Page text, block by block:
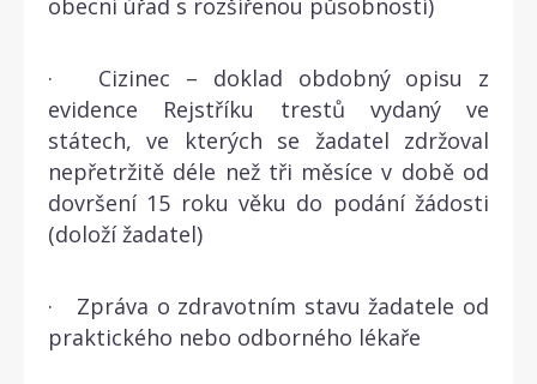
· Cizinec – doklad obdobný opisu z
evidence Rejstříku trestů vydaný ve
státech, ve kterých se žadatel zdržoval
nepřetržitě déle než tři měsíce v době od
dovršení 15 roku věku do podání žádosti
(doloží žadatel)
· Zpráva o zdravotním stavu žadatele od
praktického nebo odborného lékaře